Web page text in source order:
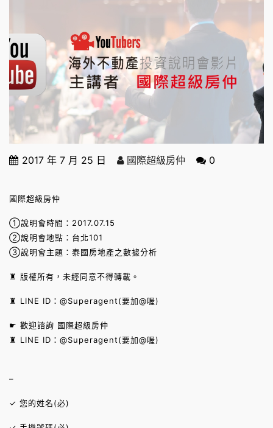
2017 年 7 月 25 日 國際超級房仲 0
國際超級房仲
①說明會時間：2017.07.15
②說明會地點：台北101
③說明會主題：泰國房地產之數據分析
♜ 版權所有，未經同意不得轉載。
♜ LINE ID：@Superagent(要加@喔)
☛ 歡迎諮詢 國際超級房仲
♜ LINE ID：@Superagent(要加@喔)
–
✓ 您的姓名(必)